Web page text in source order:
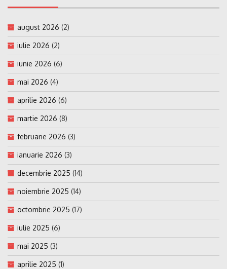
august 2026 (2)
iulie 2026 (2)
iunie 2026 (6)
mai 2026 (4)
aprilie 2026 (6)
martie 2026 (8)
februarie 2026 (3)
ianuarie 2026 (3)
decembrie 2025 (14)
noiembrie 2025 (14)
octombrie 2025 (17)
iulie 2025 (6)
mai 2025 (3)
aprilie 2025 (1)